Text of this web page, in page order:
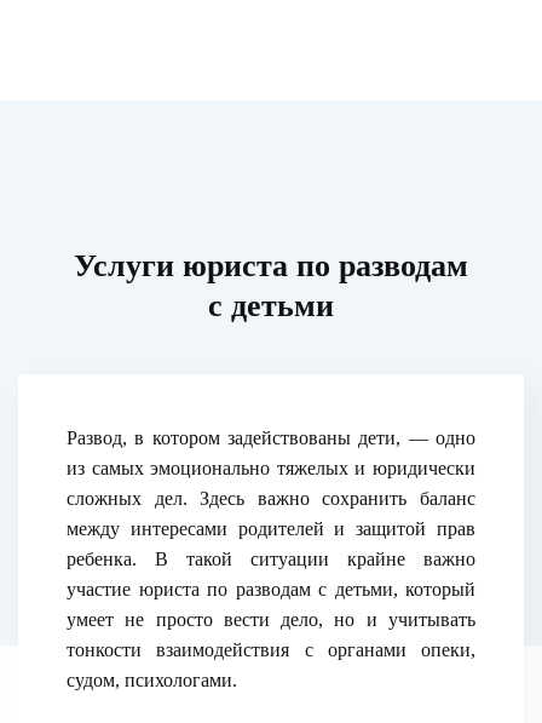
Услуги юриста по разводам
с детьми
Развод, в котором задействованы дети, — одно
из самых эмоционально тяжелых и юридически
сложных дел. Здесь важно сохранить баланс
между интересами родителей и защитой прав
ребенка. В такой ситуации крайне важно
участие юриста по разводам с детьми, который
умеет не просто вести дело, но и учитывать
тонкости взаимодействия с органами опеки,
судом, психологами.